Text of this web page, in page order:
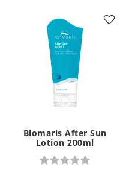
Biomaris After Sun
Lotion 200ml